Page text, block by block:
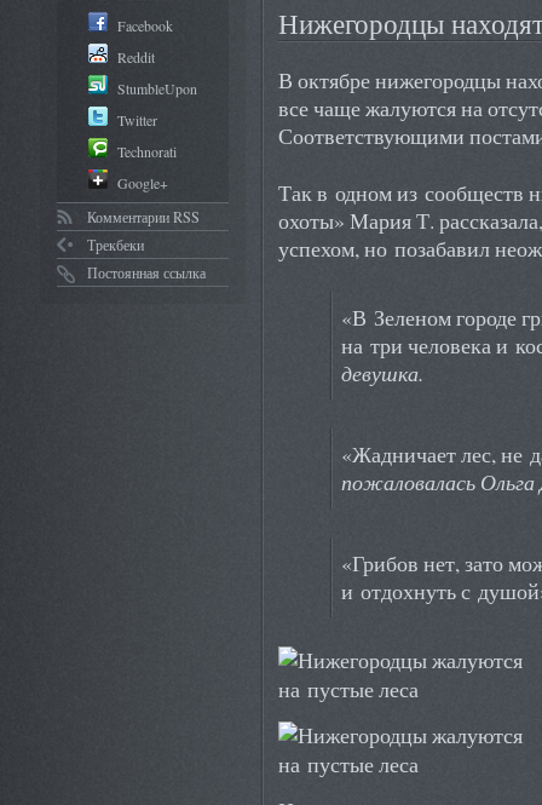
Facebook
Reddit
StumbleUpon
Twitter
Technorati
Google+
Комментарии RSS
Трекбеки
Постоянная ссылка
Нижегородцы
В октябре нижегородцы
все чаще жалуются на
Соответствующими
Так в одном из сообществ
охоты» Мария Т.
успехом, но позабавил
«В Зеленом городе
на три человека и
девушка.
«Жадничает лес, не
пожаловалась Ольга
«Грибов нет, зато
и отдохнуть с